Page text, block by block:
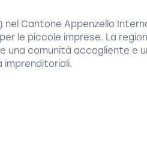
nel Cantone Appenzello
le piccole imprese. La
una comunità accogliente e